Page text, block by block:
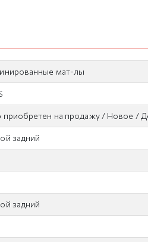
мат-лы
приобретен на продажу / Новое /
задний
задний